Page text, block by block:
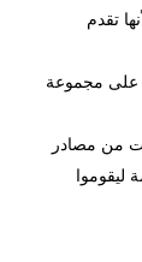
تقدم
على مجموعة
من مصادر
ليقوموا